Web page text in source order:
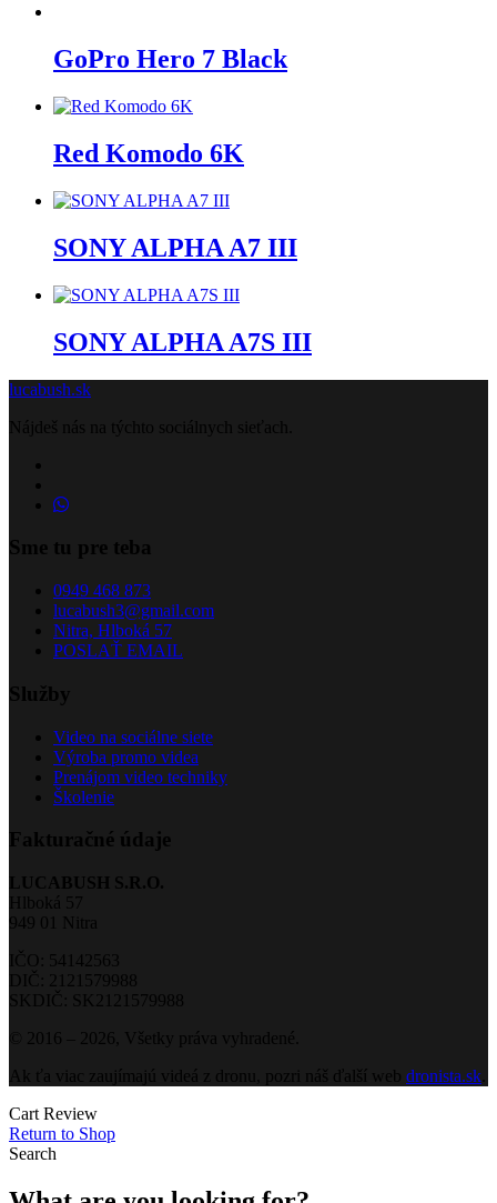
GoPro Hero 7 Black
Red Komodo 6K
SONY ALPHA A7 III
SONY ALPHA A7S III
lucabush.sk
Nájdeš nás na týchto sociálnych sieťach.
Sme tu pre teba
0949 468 873
lucabush3@gmail.com
Nitra, Hlboká 57
POSLAŤ EMAIL
Služby
Video na sociálne siete
Výroba promo videa
Prenájom video techniky
Školenie
Fakturačné údaje
LUCABUSH S.R.O.
Hlboká 57
949 01 Nitra
IČO: 54142563
DIČ: 2121579988
SKDIČ: SK2121579988
© 2016 – 2026, Všetky práva vyhradené.
Ak ťa viac zaujímajú videá z dronu, pozri náš ďalší web dronista.sk
Cart Review
Return to Shop
Search